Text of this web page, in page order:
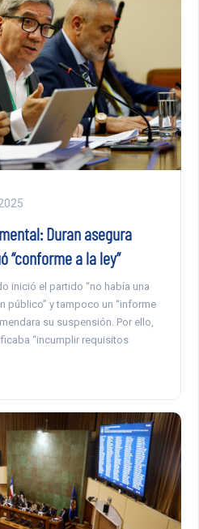
Duran asegura
“conforme a la ley”
inició el partido “no había una
público” y tampoco un “informe
su suspensión. Por ello,
“incumplir requisitos